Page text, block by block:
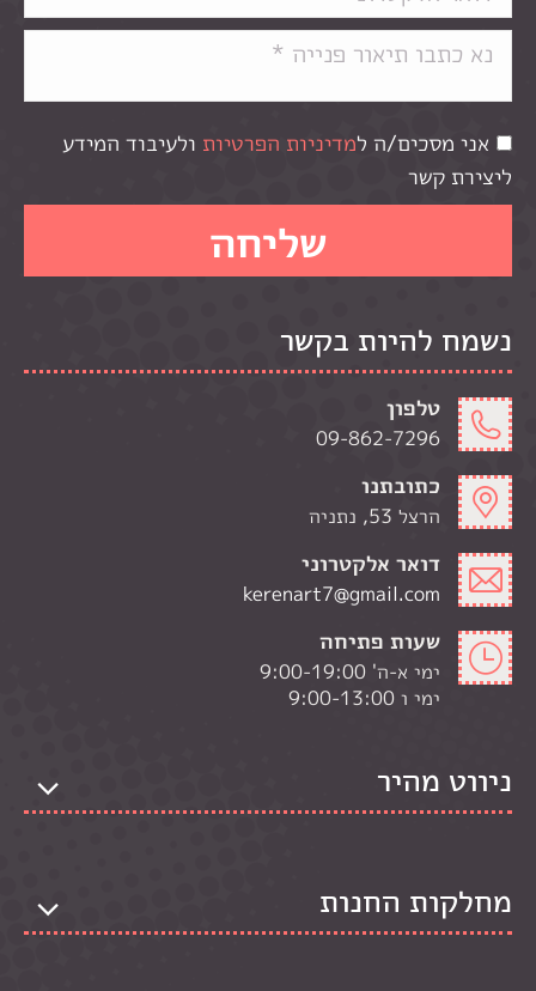
אני מסכים/ה למדיניות הפרטיות ולעיבוד המידע
ליצירת קשר
נשמח להיות בקשר
טלפון
09-862-7296
כתובתנו
הרצל 53, נתניה
דואר אלקטרוני
kerenart7@gmail.com
שעות פתיחה
ימי א-ה' 9:00-19:00
ימי ו 9:00-13:00
ניווט מהיר
מחלקות החנות